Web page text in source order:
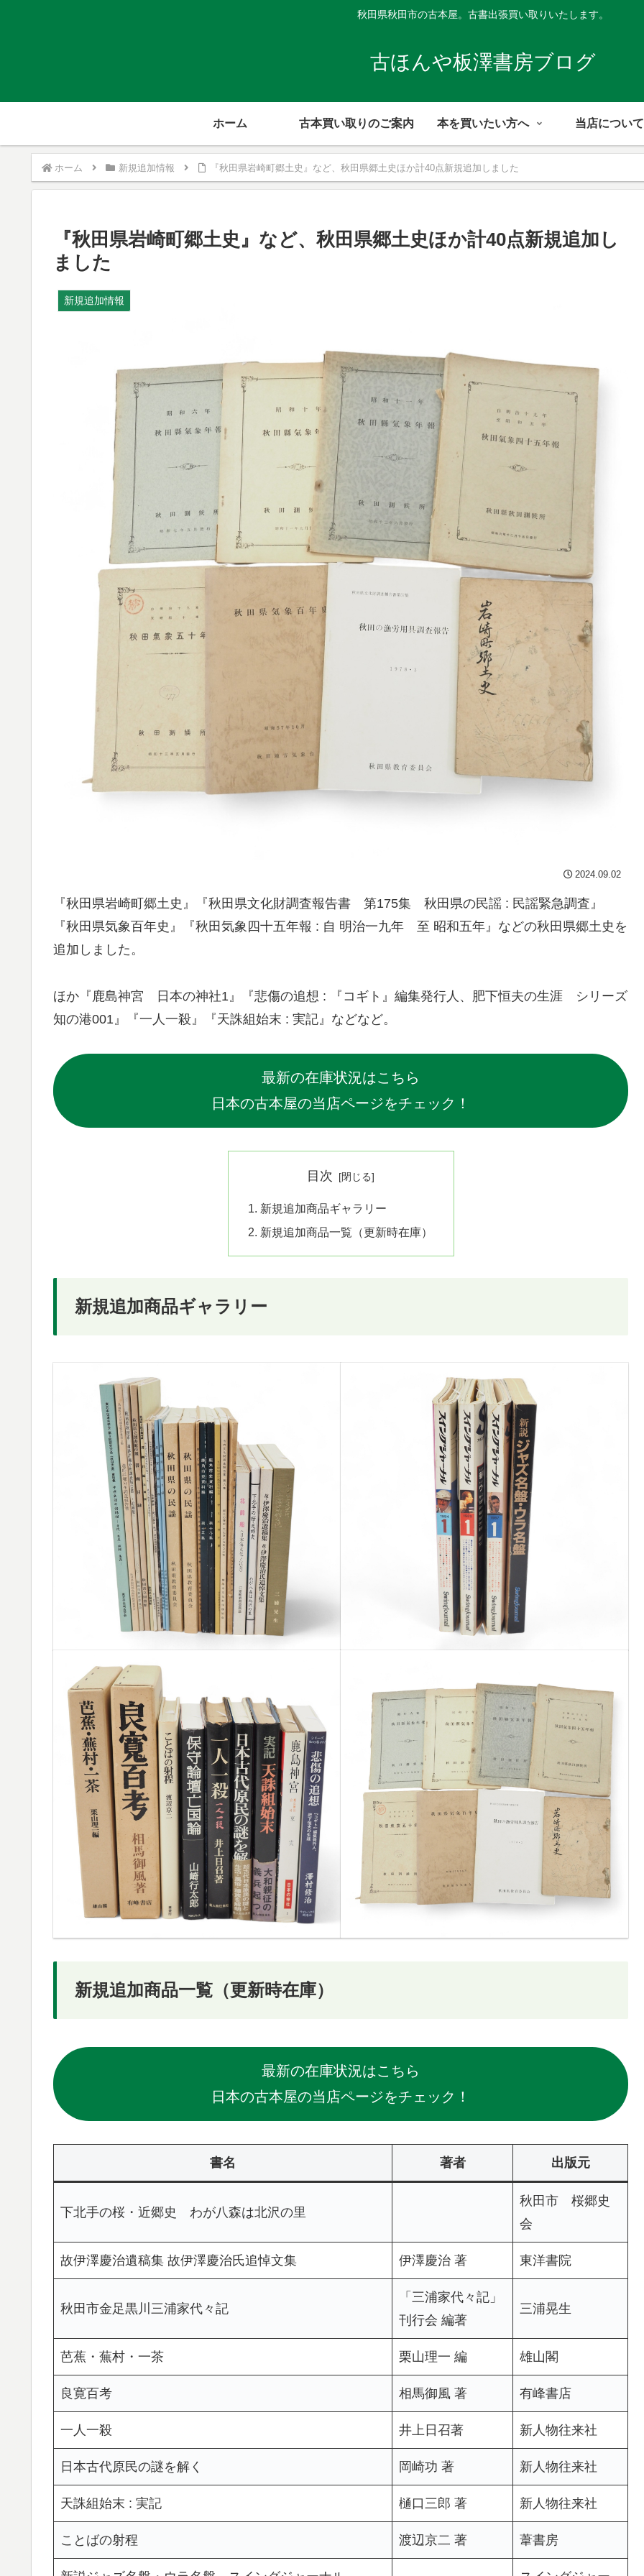
秋田県秋田市の古本屋。古書出張買い取りいたします。
古ほんや板澤書房ブログ
ホーム 古本買い取りのご案内 本を買いたい方へ 当店について
ホーム 新規追加情報 『秋田県岩崎町郷土史』など、秋田県郷土史ほか計40点新規追加しました
『秋田県岩崎町郷土史』など、秋田県郷土史ほか計40点新規追加し
ました
新規追加情報
2024.09.02
『秋田県岩崎町郷土史』『秋田県文化財調査報告書 第175集 秋田県の民謡 : 民謡緊急調査』
『秋田県気象百年史』『秋田気象四十五年報 : 自 明治一九年 至 昭和五年』などの秋田県郷土史を
追加しました。
ほか『鹿島神宮 日本の神社1』『悲傷の追想 : 『コギト』編集発行人、肥下恒夫の生涯 シリーズ
知の港001』『一人一殺』『天誅組始末 : 実記』などなど。
最新の在庫状況はこちら
日本の古本屋の当店ページをチェック！
目次
新規追加商品ギャラリー
新規追加商品一覧（更新時在庫）
新規追加商品ギャラリー
新規追加商品一覧（更新時在庫）
最新の在庫状況はこちら
日本の古本屋の当店ページをチェック！
書名 著者 出版元
下北手の桜・近郷史 わが八森は北沢の里
秋田市 桜郷史
会
故伊澤慶治遺稿集 故伊澤慶治氏追悼文集 伊澤慶治 著 東洋書院
秋田市金足黒川三浦家代々記
「三浦家代々記」
刊行会 編著
三浦晃生
芭蕉・蕪村・一茶 栗山理一 編 雄山閣
良寛百考 相馬御風 著 有峰書店
一人一殺 井上日召著 新人物往来社
日本古代原民の謎を解く 岡崎功 著 新人物往来社
天誅組始末 : 実記 樋口三郎 著 新人物往来社
ことばの射程 渡辺京二 著 葦書房